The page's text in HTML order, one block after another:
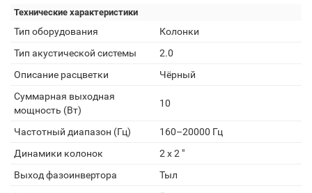
Технические характеристики
Тип оборудования
Колонки
Тип акустической системы
2.0
Описание расцветки
Чёрный
Суммарная выходная
мощность (Вт)
10
Частотный диапазон (Гц)
160–20000 Гц
Динамики колонок
2 х 2 "
Выход фазоинвертора
Тыл